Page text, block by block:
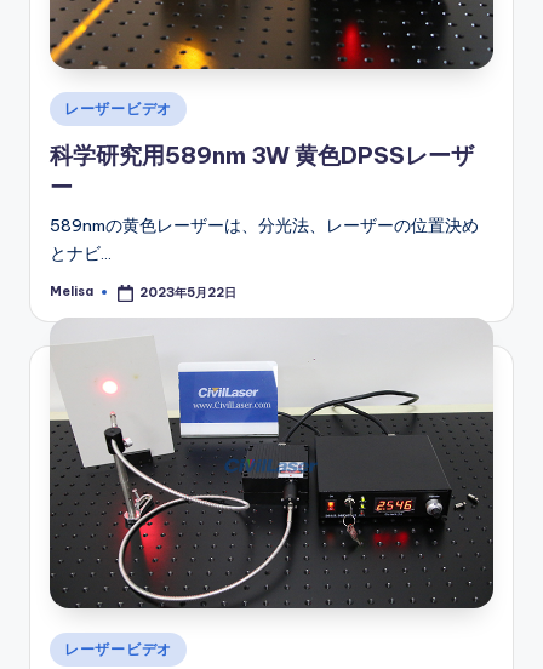
Posted
レーザービデオ
科学研究用589nm 3W 黄色DPSSレーザ
ー
589nmの黄色レーザーは、分光法、レーザーの位置決め
とナビ…
Posted
Melisa 2023年5月22日
Posted
レーザービデオ